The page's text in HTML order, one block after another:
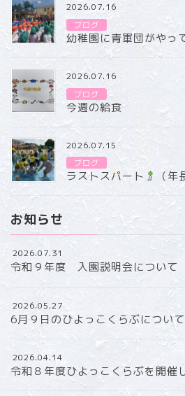
2026.07.16
ブログ
幼稚園に青軍団がやっ
2026.07.16
ブログ
今週の給食
2026.07.15
ブログ
ラストスパート （年
お知らせ
2026.07.31
令和９年度 入園説明会について
2026.05.27
6月９日のひよっこくらぶについて
2026.04.14
令和８年度ひよっこくらぶを開催